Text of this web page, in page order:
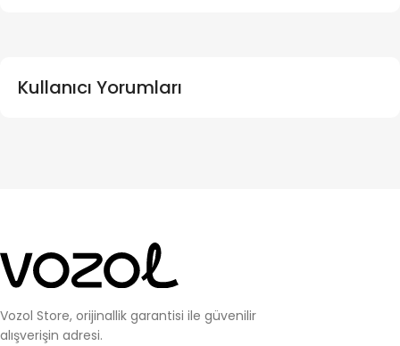
Kullanıcı Yorumları
Vozol Store, orijinallik garantisi ile güvenilir
alışverişin adresi.